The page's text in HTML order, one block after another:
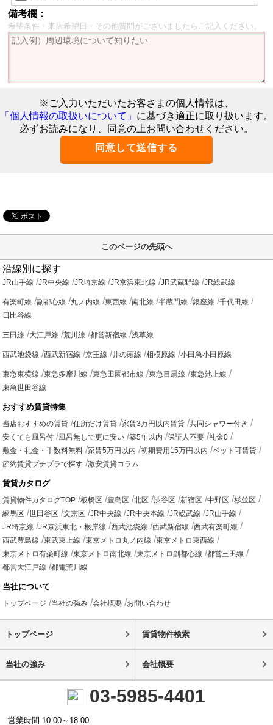
備考欄：
希望条件・来店希望日・その他質問がございましたらご記入ください。
※ご入力いただいたお客さまの個人情報は、
「個人情報の取扱いについて」 に基づき適正に取り扱います。
必ずお読みになり、同意の上お問い合わせください。
このページの先頭へ
沿線別に探す
JR山手線 JR中央線 JR埼京線 JR京浜東北線 JR武蔵野線 JR総武線
有楽町線 副都心線 丸ノ内線 東西線 南北線 半蔵門線 銀座線
千代田線
日比谷線
三田線 大江戸線 荒川線 都営新宿線 浅草線
西武池袋線 西武新宿線 京王線 井の頭線 相模原線 小田急小田原線
東急東横線 東急多摩川線 東急田園都市線 東急目黒線
東急池上線
東急世田谷線
おすすめ賃貸特集
当店おすすめの賃貸 住所だけ賃貸 家賃3万円以内賃貸
共同シャワー付き
安くても風呂付
風呂無しで更に安い 築5年以内 保証人不要
礼金0
敷金・礼金・手数料無料
家賃5万円以内 初期費用15万円以内
ペット可賃貸
節約賃貸プチプラで探す
激安賃貸コラム
賃貸カタログ
賃貸物件カタログTOP 板橋区 豊島区 北区 渋谷区 新宿区 中野区
杉並区
練馬区
世田谷区 文京区 JR中央線 JR中央本線 JR総武線
JR山手線
JR埼京線
JR京浜東北・根岸線 西武池袋線 西武新宿線
西武有楽町線
西武豊島線
東武東上線 東京メトロ丸ノ内線
東京メトロ東西線
東京メトロ有楽町線
東京メトロ南北線 東京メトロ副都心線
都営三田線
都営大江戸線
都電荒川線
当社について
トップページ 当社の強み 会社概要 お問い合わせ
トップページ 賃貸物件検索
当社の強み 会社概要
03-5985-4401
営業時間 10:00～18:00